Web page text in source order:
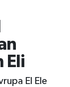
Eli
El Ele